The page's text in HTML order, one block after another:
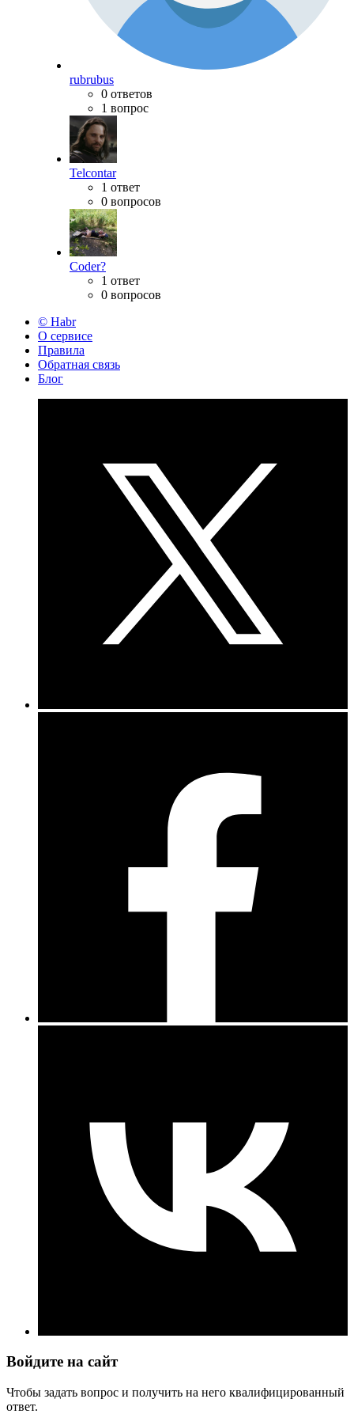
rubrubus
0 ответов
1 вопрос
Telcontar
1 ответ
0 вопросов
Coder?
1 ответ
0 вопросов
© Habr
О сервисе
Правила
Обратная связь
Блог
Войдите на сайт
Чтобы задать вопрос и получить на него квалифицированный
ответ.